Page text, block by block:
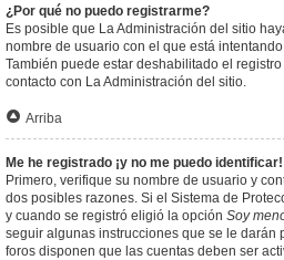
¿Por qué no puedo registrarme?
Es posible que La Administración del sitio
nombre de usuario con el que está
También puede estar deshabilitado el
contacto con La Administración del sitio.
Arriba
Me he registrado ¡y no me puedo identificar!
Primero, verifique su nombre de usuario y
dos posibles razones. Si el Sistema de
y cuando se registró eligió la opción Soy
seguir algunas instrucciones que se le darán
foros disponen que las cuentas deben ser